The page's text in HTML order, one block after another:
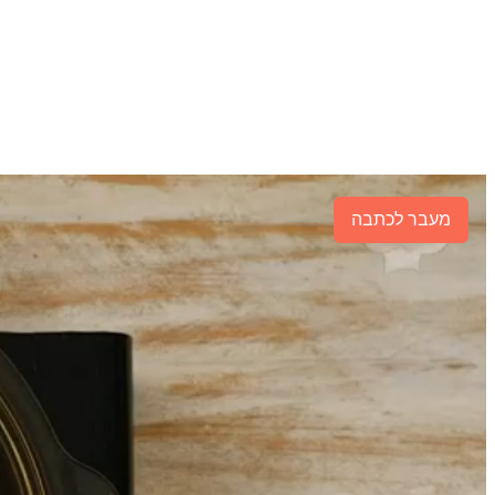
מעבר לכתבה